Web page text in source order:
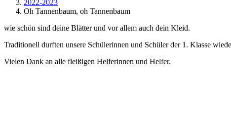
2022-2023
Oh Tannenbaum, oh Tannenbaum
wie schön sind deine Blätter und vor allem auch dein Kleid.
Traditionell durften unsere Schülerinnen und Schüler der 1. Klasse
Vielen Dank an alle fleißigen Helferinnen und Helfer.